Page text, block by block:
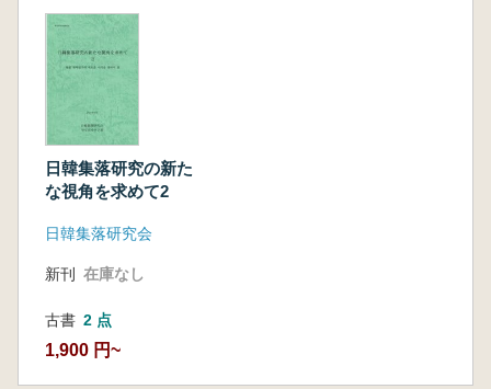
李映激
9.百済の酒批遷都と周邊集落の動向に開する試
10.三國時代嶺南地方到特殊乗落検討 命嫡珠
11.漠叛百済期地方引者[市匡言J―燕岐羅城里遺
蹟嘲検討暑叶]。三一李弘鍾
O地域性ユ可キ動向
源
13.江原嶺西地域青銅器時代乗落剃編年斗憂
14.南開東の弥生時代集落概観 浜田晋如
15、湖南引ヒ西部海岸地域剃青銅鴎時代衆落研
日韓集落研究の新た
な視角を求めて2
日韓集落研究会
新刊 在庫なし
古書 2 点
1,900 円~